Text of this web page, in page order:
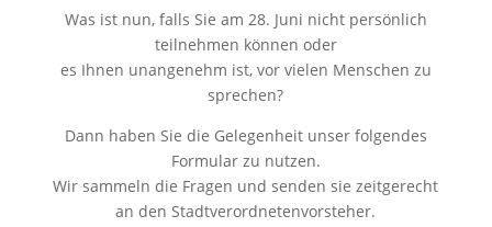
Was ist nun, falls Sie am 28. Juni nicht persönlich
teilnehmen können oder
es Ihnen unangenehm ist, vor vielen Menschen zu
sprechen?
Dann haben Sie die Gelegenheit unser folgendes
Formular zu nutzen.
Wir sammeln die Fragen und senden sie zeitgerecht
an den Stadtverordnetenvorsteher.